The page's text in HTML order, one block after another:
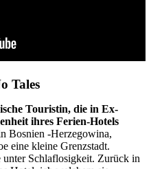
Tales
Touristin, die in Ex-
ihres Ferien-Hotels
Bosnien -Herzegowina,
eine kleine Grenzstadt.
Schlaflosigkeit. Zurück in